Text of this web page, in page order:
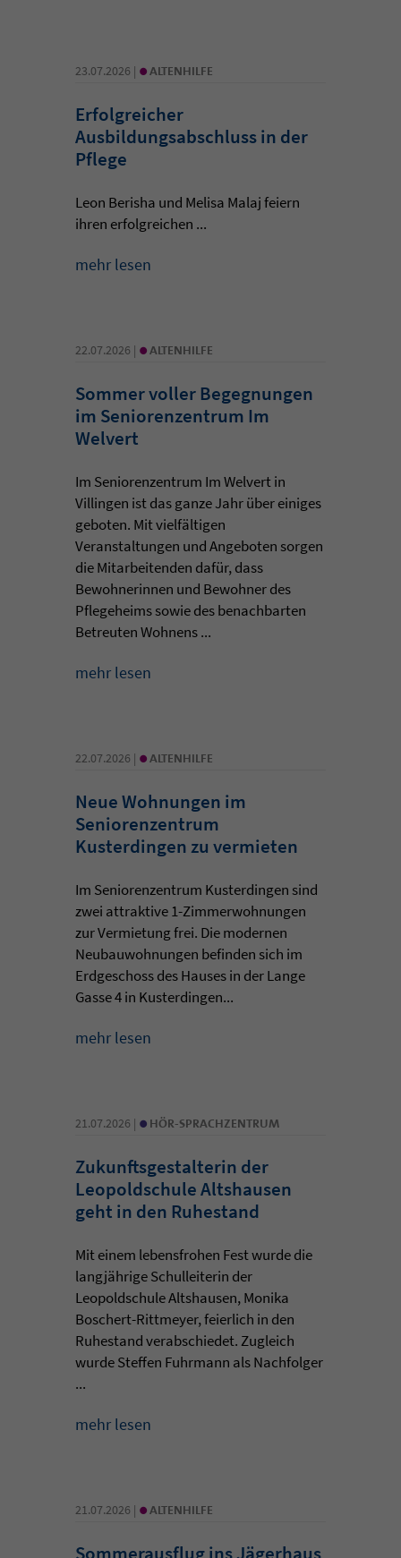
23.07.2026 | • ALTENHILFE
Erfolgreicher
Ausbildungsabschluss in der
Pflege
Leon Berisha und Melisa Malaj feiern
ihren erfolgreichen ...
mehr lesen
22.07.2026 | • ALTENHILFE
Sommer voller Begegnungen
im Seniorenzentrum Im
Welvert
Im Seniorenzentrum Im Welvert in
Villingen ist das ganze Jahr über einiges
geboten. Mit vielfältigen
Veranstaltungen und Angeboten sorgen
die Mitarbeitenden dafür, dass
Bewohnerinnen und Bewohner des
Pflegeheims sowie des benachbarten
Betreuten Wohnens ...
mehr lesen
22.07.2026 | • ALTENHILFE
Neue Wohnungen im
Seniorenzentrum
Kusterdingen zu vermieten
Im Seniorenzentrum Kusterdingen sind
zwei attraktive 1-Zimmerwohnungen
zur Vermietung frei. Die modernen
Neubauwohnungen befinden sich im
Erdgeschoss des Hauses in der Lange
Gasse 4 in Kusterdingen...
mehr lesen
21.07.2026 | • HÖR-SPRACHZENTRUM
Zukunftsgestalterin der
Leopoldschule Altshausen
geht in den Ruhestand
Mit einem lebensfrohen Fest wurde die
langjährige Schulleiterin der
Leopoldschule Altshausen, Monika
Boschert-Rittmeyer, feierlich in den
Ruhestand verabschiedet. Zugleich
wurde Steffen Fuhrmann als Nachfolger
...
mehr lesen
21.07.2026 | • ALTENHILFE
Sommerausflug ins Jägerhaus